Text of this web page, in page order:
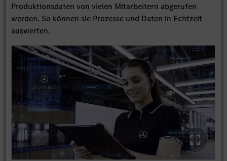
Produktionsdaten von vielen Mitarbeitern abgerufen
werden. So können sie Prozesse und Daten in Echtzeit
auswerten.